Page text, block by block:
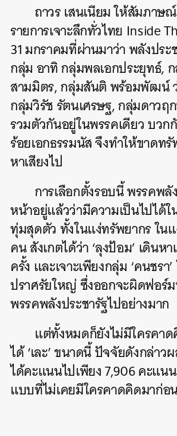
ถาวร เสนเนียม ให้สัมภาษ
รายการเจาะลึกทั่วไทย Inside
31มกราคมที่ผ่านมาว่า พลังปร
กลุ่ม อาทิ กลุ่มพลเอกประยุทธ์,
สามมิตร, กลุ่มสันติ พร้อมพัฒน์
กลุ่มวิรัช รัตนเศรษฐ, กลุ่มดาว
รวมตัวกันอยู่ในพรรคเดียว บวก
ร้อยเอกธรรมนัส จึงทำให้ขาดท
หาเสียงไป
การเลือกตั้งรอบนี้ พรรคพลั
หน้าอยู่แล้วว่ามีความเป็นไปได้ใ
ทุ่มสุดตัว ทั้งในแง่ทรัพยากร ใน
คน สังเกตได้ว่า‘ลุงป้อม’ เดินห
ครั้ง และเจาะเพียงกลุ่ม‘คนชรา’
ปราศรัยใหญ่ ซึ่งออกจะผิดฟอร์
พรรคพลังประชารัฐไปอย่างมาก
แต่ทั้งหมดก็ยังไม่มีใครคา
ได้‘เละ’ขนาดนี้ ปัจจัยดังกล่าว
ได้คะแนนไปเพียง7,906คะแน
แบบที่ไม่เคยมีใครคาดคิดมาก่อ